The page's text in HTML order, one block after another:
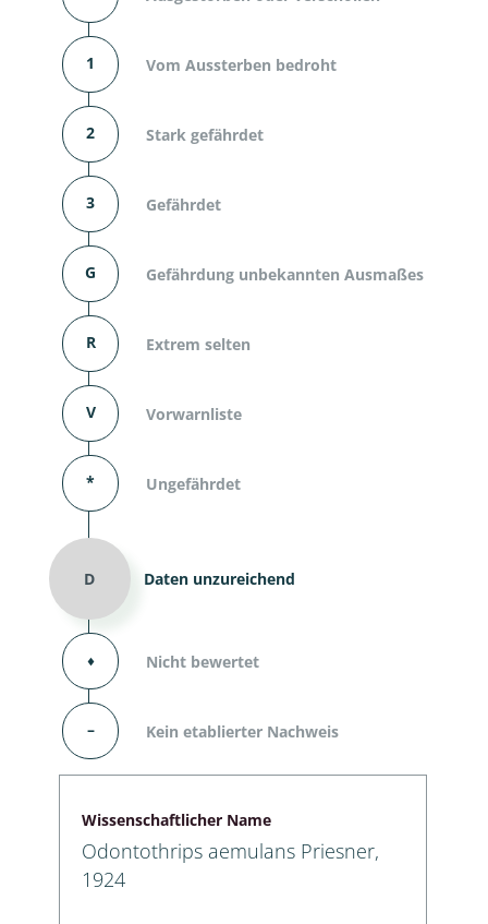
1 Vom Aussterben bedroht
2 Stark gefährdet
3 Gefährdet
G Gefährdung unbekannten Ausmaßes
R Extrem selten
V Vorwarnliste
* Ungefährdet
D Daten unzureichend
⬧ Nicht bewertet
– Kein etablierter Nachweis
Wissenschaftlicher Name
Odontothrips aemulans Priesner,
1924